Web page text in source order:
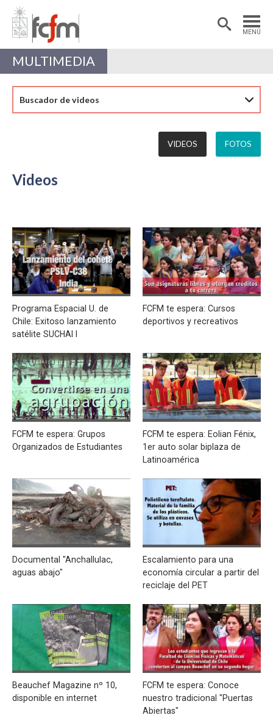
MENÚ
Estudiantes
Académicas/os
MULTIMEDIA
Buscador de videos
VIDEOS FOTOS
Videos
Programa Espacial U. de
Chile: Exitoso lanzamiento
satélite SUCHAI I
FCFM te espera: Cursos
deportivos y recreativos
FCFM te espera: Grupos
Organizados de Estudiantes
FCFM te espera: Eolian Fénix,
1er auto solar biplaza de
Latinoamérica
Documental "Anchallulac,
aguas abajo"
Escalamiento para una
economía circular a partir del
reciclaje del PET
Beauchef Magazine nº 10,
disponible en internet
FCFM te espera: Conoce
nuestro tradicional "Puertas
Abiertas"